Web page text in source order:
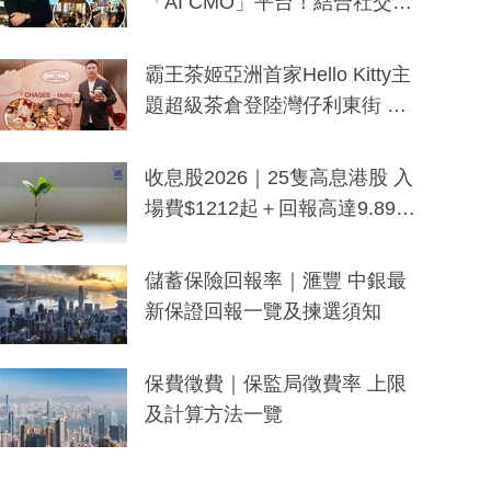
分鐘生成「貼地」宣傳短片
霸王茶姬亞洲首家Hello Kitty主
題超級茶倉登陸灣仔利東街 推
y及香港限定特調系列
收息股2026｜25隻高息港股 入
場費$1212起＋回報高達9.89
儲蓄保險回報率｜滙豐 中銀最
新保證回報一覽及揀選須知
保費徵費｜保監局徵費率 上限
及計算方法一覽